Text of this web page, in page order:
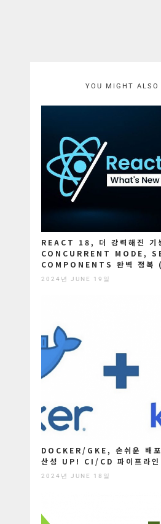
YOU MIGHT ALSO
REACT 18, 더 강력해진 기
CONCURRENT MODE,
COMPONENTS 완벽 정복
2024년 JUNE 19일
DOCKER/GKE, 손쉬운 배
산성 UP! CI/CD 파이프라인
2024년 JUNE 18일